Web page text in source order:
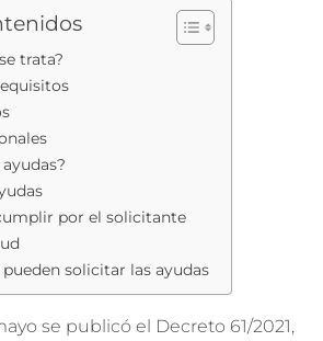
trata?
por el solicitante
solicitar las ayudas
se publicó el Decreto 61/2021,